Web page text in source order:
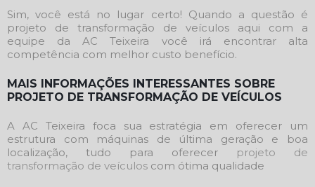
Sim, você está no lugar certo! Quando a questão é
projeto de transformação de veículos aqui com a
equipe da AC Teixeira você irá encontrar alta
competência com melhor custo benefício.
MAIS INFORMAÇÕES INTERESSANTES SOBRE
PROJETO DE TRANSFORMAÇÃO DE VEÍCULOS
A AC Teixeira foca sua estratégia em oferecer um
estrutura com máquinas de última geração e boa
localização, tudo para oferecer
projeto de
transformação de veículos com ótima qualidade